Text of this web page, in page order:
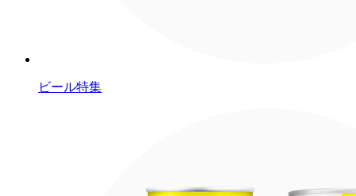
ビール特集